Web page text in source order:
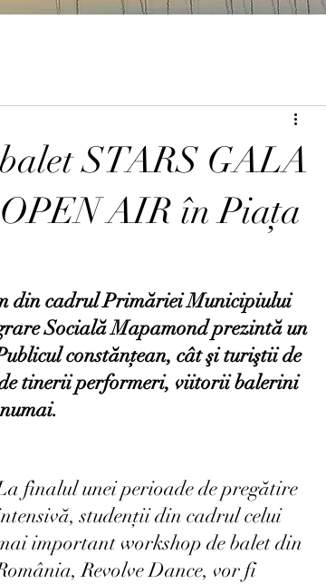
STARS GALA
AIR în Piața
din cadrul Primăriei Municipiului
Socială Mapamond prezintă un
constănțean, cât şi turiştii de
tinerii performeri, viitorii balerini
fìnalul unei perioade de pregătire
studenții din cadrul celui
important workshop de balet din
Revolve Dance, vor fi